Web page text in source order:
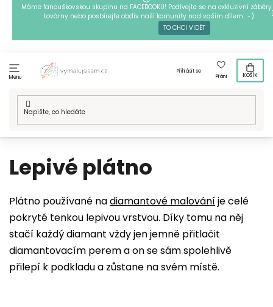
Přejít
obsah
Máme fanouškovskou skupinu na FACEBOOKU! Podívejte se na exkluzivní záběry
továrny nebo posbírejte obdiv naší komunity nad vaším dílem. :-)
TO CHCI VIDĚT
Menu
Přihlásit se
Přání
KOŠÍK
Domů
Slovník pojmů /
Lepivé plátno
Plátno používané nadiamantové malováníje celé
pokryté tenkou lepivou vrstvou. Díky tomu na něj
stačí každý diamant vždy jen jemně přitlačit
diamantovacím perem a on se sám spolehlivě
přilepí k podkladu a zůstane na svém místě.